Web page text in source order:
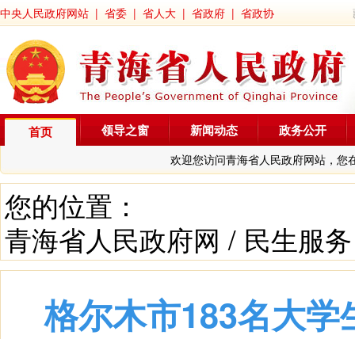
中央人民政府网站 | 省委 | 省人大 | 省政府 | 省政协
首页
欢迎您访问青海省人民政府网站，您
领导之窗 新闻动态 政务公开
您的位置：
青海省人民政府网 / 民生服务
格尔木市183名大